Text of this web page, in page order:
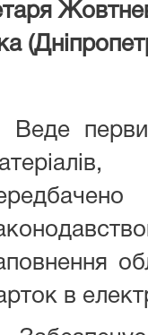
Веде
в